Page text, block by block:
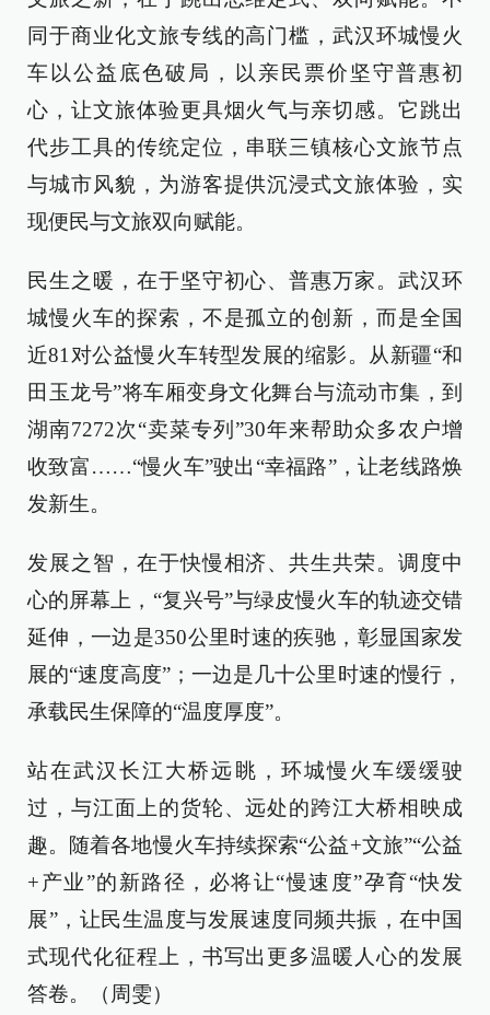
同于商业化文旅专线的高门槛，武汉环城慢火
车以公益底色破局，以亲民票价坚守普惠初
心，让文旅体验更具烟火气与亲切感。它跳出
代步工具的传统定位，串联三镇核心文旅节点
与城市风貌，为游客提供沉浸式文旅体验，实
现便民与文旅双向赋能。
民生之暖，在于坚守初心、普惠万家。武汉环
城慢火车的探索，不是孤立的创新，而是全国
近81对公益慢火车转型发展的缩影。从新疆“和
田玉龙号”将车厢变身文化舞台与流动市集，到
湖南7272次“卖菜专列”30年来帮助众多农户增
收致富……“慢火车”驶出“幸福路”，让老线路焕
发新生。
发展之智，在于快慢相济、共生共荣。调度中
心的屏幕上，“复兴号”与绿皮慢火车的轨迹交错
延伸，一边是350公里时速的疾驰，彰显国家发
展的“速度高度”；一边是几十公里时速的慢行，
承载民生保障的“温度厚度”。
站在武汉长江大桥远眺，环城慢火车缓缓驶
过，与江面上的货轮、远处的跨江大桥相映成
趣。随着各地慢火车持续探索“公益+文旅”“公益
+产业”的新路径，必将让“慢速度”孕育“快发
展”，让民生温度与发展速度同频共振，在中国
式现代化征程上，书写出更多温暖人心的发展
答卷。（周雯）